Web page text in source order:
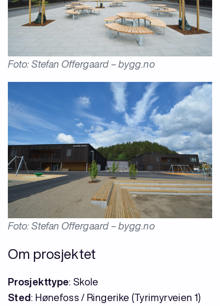
Foto: Stefan Offergaard – bygg.no
Foto: Stefan Offergaard – bygg.no
Om prosjektet
Prosjekttype: Skole
Sted : Hønefoss / Ringerike (Tyrimyrveien 1)